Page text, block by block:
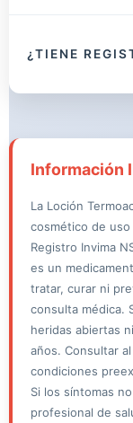
producto
¿TIENE
Sí. Cuenta con
Información
La Loción
cosmético de uso
Registro Invima
es un
tratar, curar ni
consulta médica.
heridas abiertas
años. Consultar
condiciones
Si los síntomas
profesional de